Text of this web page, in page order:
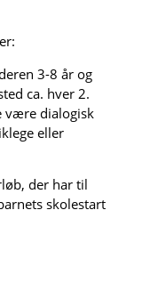
3-8 år og
ca. hver 2.
være dialogisk
eller
der har til
skolestart